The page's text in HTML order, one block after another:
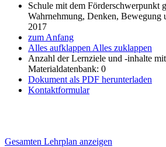
Schule mit dem Förderschwerpunkt
Wahrnehmung, Denken, Bewegung
2017
zum Anfang
Alles aufklappen Alles zuklappen
Anzahl der Lernziele und -inhalte
Materialdatenbank: 0
Dokument als PDF herunterladen
Kontaktformular
Gesamten Lehrplan anzeigen